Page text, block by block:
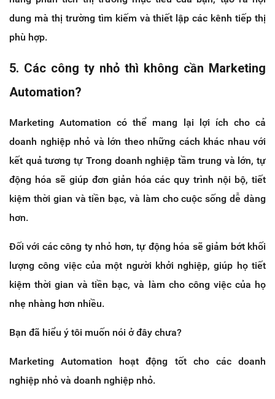
dung mà thị trường tìm kiếm và thiết lập các kênh tiếp thị
phù hợp.
5. Các công ty nhỏ thì không cần Marketing
Automation?
Marketing Automation có thể mang lại lợi ích cho cả
doanh nghiệp nhỏ và lớn theo những cách khác nhau với
kết quả tương tự Trong doanh nghiệp tầm trung và lớn, tự
động hóa sẽ giúp đơn giản hóa các quy trình nội bộ, tiết
kiệm thời gian và tiền bạc, và làm cho cuộc sống dễ dàng
hơn.
Đối với các công ty nhỏ hơn, tự động hóa sẽ giảm bớt khối
lượng công việc của một người khởi nghiệp, giúp họ tiết
kiệm thời gian và tiền bạc, và làm cho công việc của họ
nhẹ nhàng hơn nhiều.
Bạn đã hiểu ý tôi muốn nói ở đây chưa?
Marketing Automation hoạt động tốt cho các doanh
nghiệp nhỏ và doanh nghiệp nhỏ.